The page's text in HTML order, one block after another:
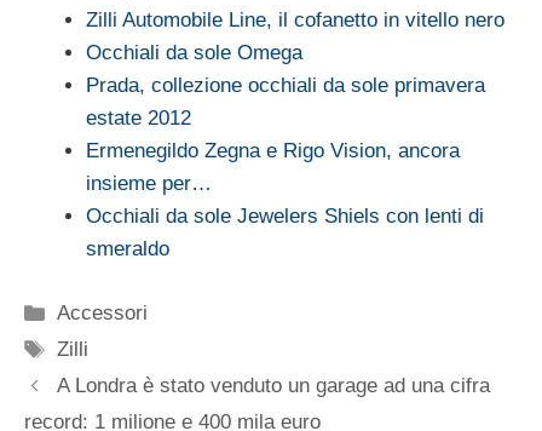
Zilli Automobile Line, il cofanetto in vitello nero
Occhiali da sole Omega
Prada, collezione occhiali da sole primavera
estate 2012
Ermenegildo Zegna e Rigo Vision, ancora
insieme per…
Occhiali da sole Jewelers Shiels con lenti di
smeraldo
Categorie
Accessori
Tag
Zilli
A Londra è stato venduto un garage ad una cifra
record: 1 milione e 400 mila euro